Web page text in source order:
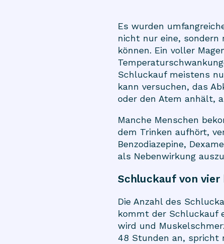
Es wurden
nicht nur eine, sondern
können. Ein voller
Schluckauf meistens
kann versuchen, das
oder den Atem anhält,
Manche Menschen
dem Trinken aufhört,
Benzodiazepine,
als Nebenwirkung
Schluckauf von
Die Anzahl des
kommt der Schluckauf
wird und
48 Stunden an, spricht